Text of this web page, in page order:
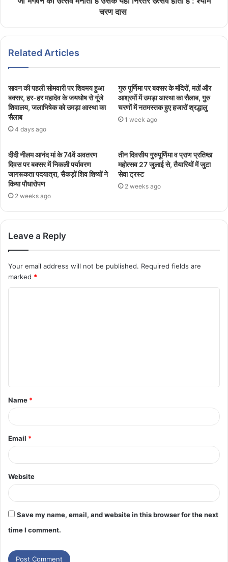
चरण दास
Related Articles
सावन की पहली सोमवारी पर शिवमय हुआ
बक्सर, हर-हर महादेव के जयघोष से गूंजे
शिवालय, जलाभिषेक को उमड़ा आस्था का
सैलाब
4 days ago
गुरु पूर्णिमा पर बक्सर के मंदिरों, मठों और
आश्रमों में उमड़ा आस्था का सैलाब, गुरु
चरणों में नतमस्तक हुए हजारों श्रद्धालु
1 week ago
दीदी नीलम आनंद मां के 74वें अवतरण
दिवस पर बक्सर में निकली पर्यावरण
जागरूकता पदयात्रा, सैकड़ों शिव शिष्यों ने
किया पौधारोपण
2 weeks ago
तीन दिवसीय गुरुपूर्णिमा व प्राण प्रतिष्ठा
महोत्सव 27 जुलाई से, तैयारियों में जुटा
सेवा ट्रस्ट
2 weeks ago
Leave a Reply
Your email address will not be published. Required fields are
marked *
Name *
Email *
Website
Save my name, email, and website in this browser for the next
time I comment.